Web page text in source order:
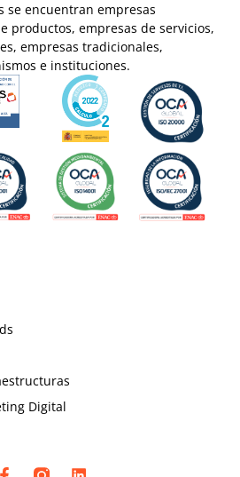
se encuentran empresas
productos, empresas de servicios,
empresas tradicionales,
e instituciones.
Digital